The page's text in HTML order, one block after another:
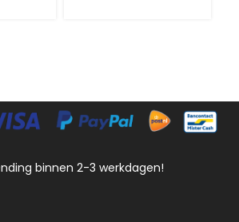
binnen 2-3 werkdagen!